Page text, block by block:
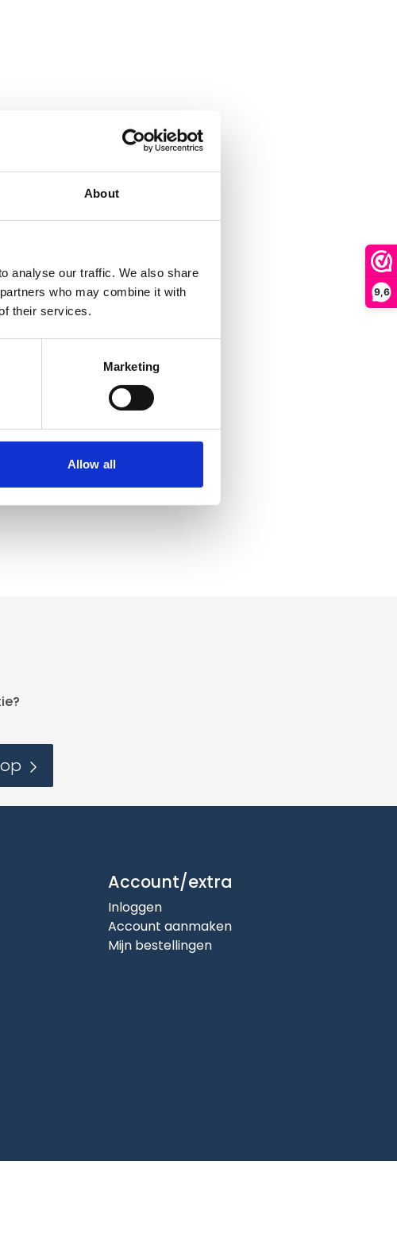
About
analyse our traffic. We also share
who may combine it with
their services.
Marketing
Allow all
9,6
Account/extra
Inloggen
Account aanmaken
Mijn bestellingen